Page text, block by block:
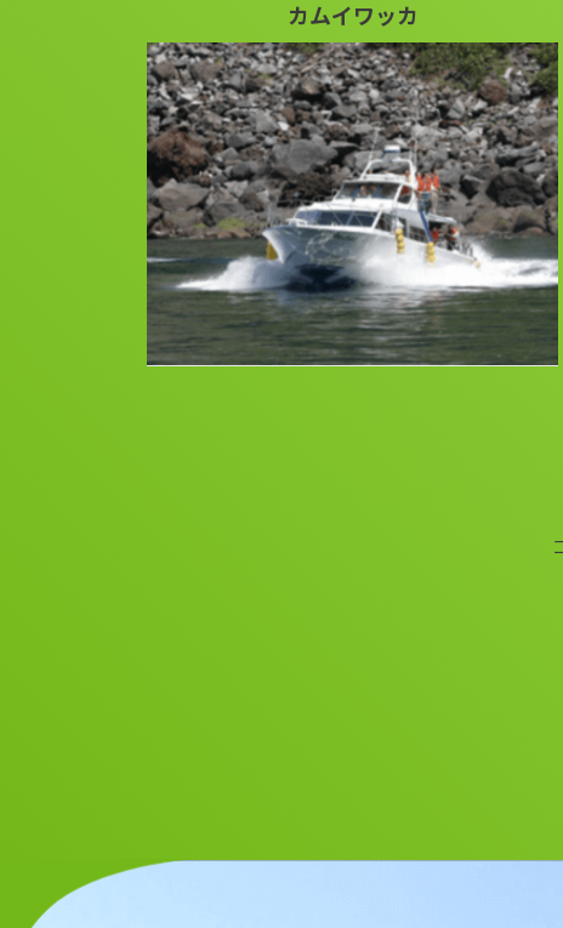
カムイワッカ